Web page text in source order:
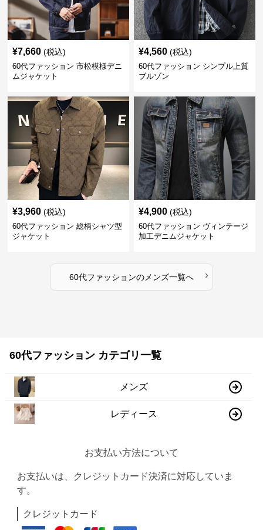
¥7,660 (税込)
60代ファッション 市松模様デニ
ムジャケット
¥4,560 (税込)
60代ファッション シンプル上質
ブルゾン
¥3,960 (税込)
60代ファッション 総柄シャツ型
ジャケット
¥4,900 (税込)
60代ファッション ヴィンテージ
加工デニムジャケット
60代ファッションのメンズ一覧へ ›
60代ファッション カテゴリ一覧
メンズ
レディース
お支払い方法について
お支払いは、クレジットカード決済に対応していま
す。
クレジットカード